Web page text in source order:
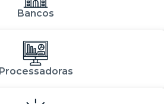
Bancos
Processadoras